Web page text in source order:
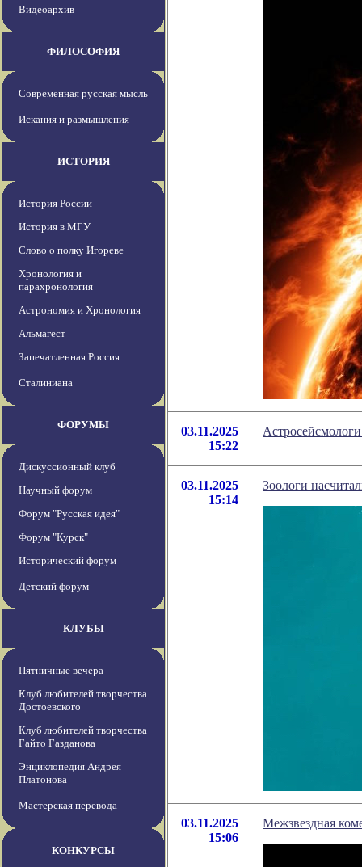
Видеоархив
ФИЛОСОФИЯ
Современная русская мысль
Искания и размышления
ИСТОРИЯ
История России
История в МГУ
Слово о полку Игореве
Хронология и
парахронология
Астрономия и Хронология
Альмагест
Запечатленная Россия
Сталиниана
ФОРУМЫ
Дискуссионный клуб
Научный форум
Форум "Русская идея"
Форум "Курск"
Исторический форум
Детский форум
КЛУБЫ
Пятничные вечера
Клуб любителей творчества
Достоевского
Клуб любителей творчества
Гайто Газданова
Энциклопедия Андрея
Платонова
Мастерская перевода
КОНКУРСЫ
03.11.2025
15:22
03.11.2025
15:14
Зоологи
03.11.2025
15:06
Межзвездная